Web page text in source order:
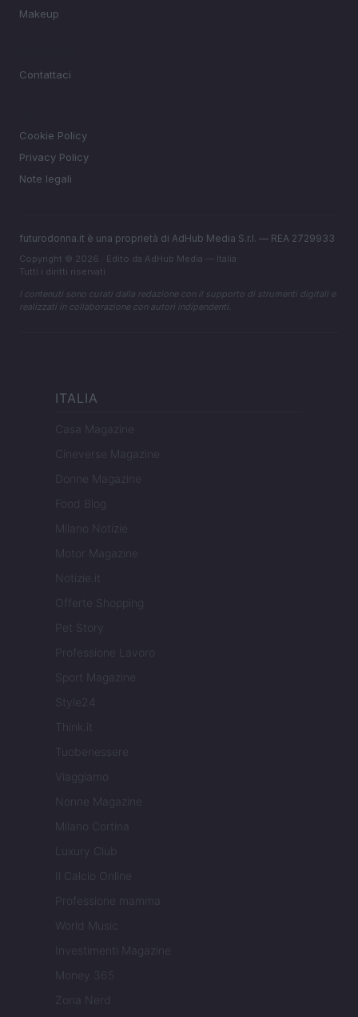
Makeup
Contattaci
Cookie Policy
Privacy Policy
Note legali
futurodonna.it è una proprietà di AdHub Media S.r.l. — REA 2729933
Copyright © 2026 · Edito da AdHub Media — Italia
Tutti i diritti riservati
I contenuti sono curati dalla redazione con il supporto di strumenti digitali e
realizzati in collaborazione con autori indipendenti.
ITALIA
Casa Magazine
Cineverse Magazine
Donne Magazine
Food Blog
Milano Notizie
Motor Magazine
Notizie.it
Offerte Shopping
Pet Story
Professione Lavoro
Sport Magazine
Style24
Think.it
Tuobenessere
Viaggiamo
Nonne Magazine
Milano Cortina
Luxury Club
Il Calcio Online
Professione mamma
World Music
Investimenti Magazine
Money 365
Zona Nerd